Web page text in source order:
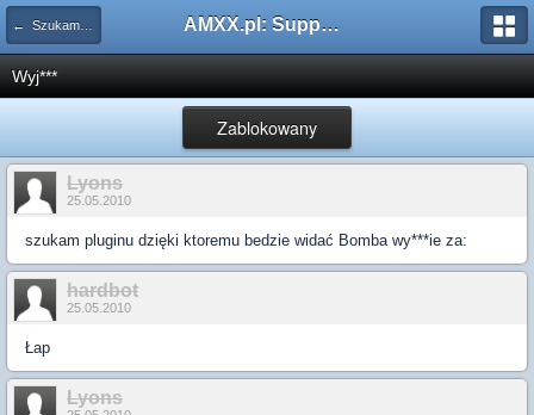
← Szukam pluginu AMXX.pl: Support AMX Mod X i SourceMod
Wyj***
Zablokowany
Lyons
25.05.2010
szukam pluginu dzięki ktoremu bedzie widać Bomba wy***ie za:
hardbot
25.05.2010
Łap
Lyons